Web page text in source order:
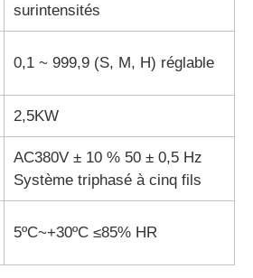
surintensités
0,1 ~ 999,9 (S, M, H) réglable
2,5KW
AC380V ± 10 % 50 ± 0,5 Hz
Système triphasé à cinq fils
5ºC~+30ºC ≤85% HR